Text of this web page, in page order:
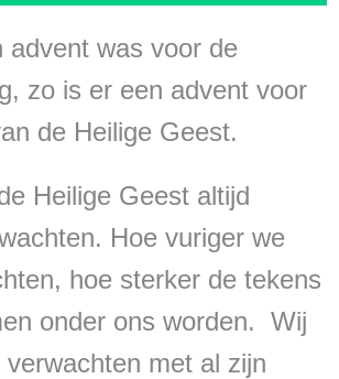
advent was voor de
zo is er een advent voor
de Heilige Geest.
Heilige Geest altijd
Hoe vuriger we
hoe sterker de tekens
onder ons worden. Wij
met al zijn